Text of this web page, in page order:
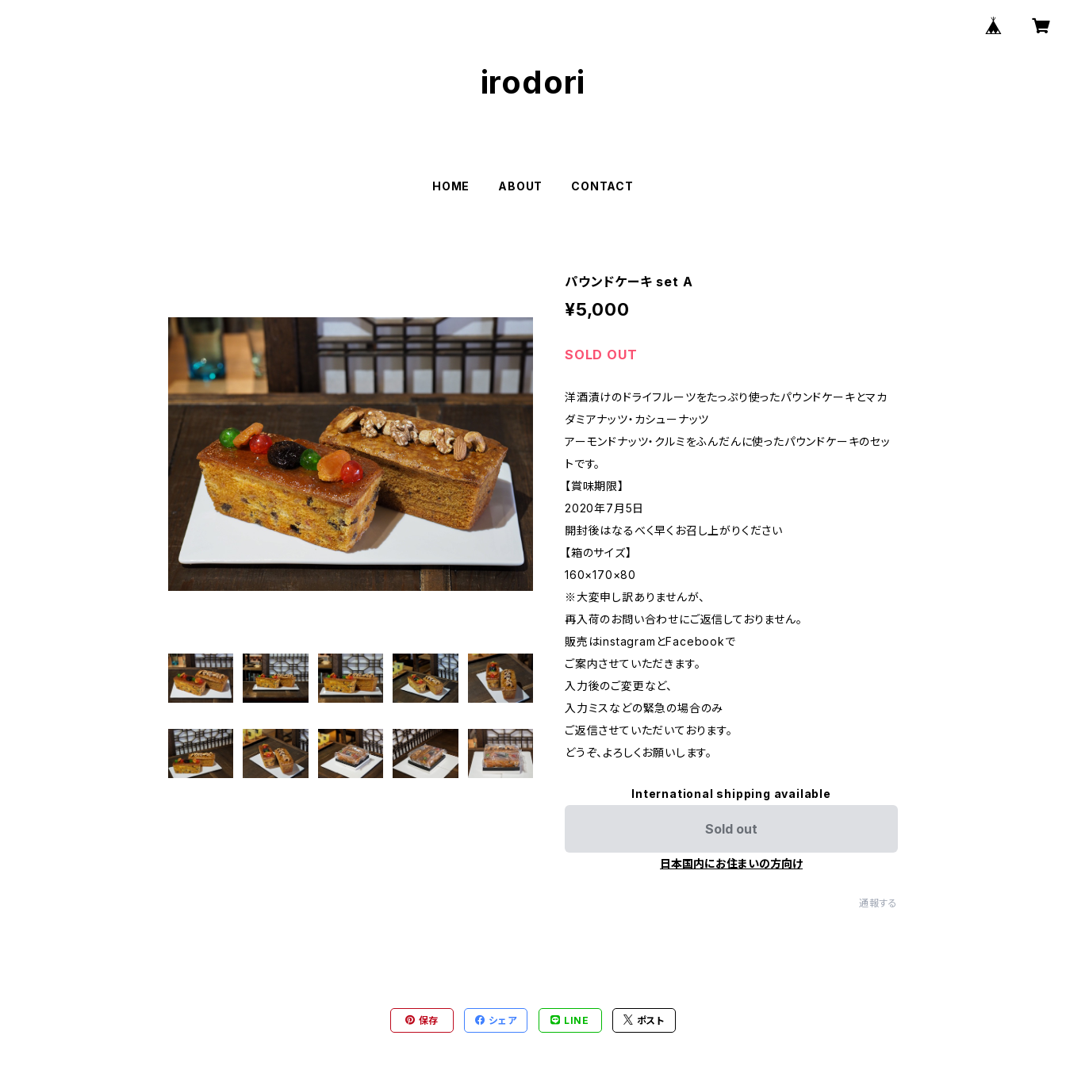
irodori
HOME ABOUT CONTACT
パウンドケーキ set A
¥5,000
SOLD OUT
洋酒漬けのドライフルーツをたっぷり使ったパウンドケーキとマカ
ダミアナッツ・カシューナッツ
アーモンドナッツ・クルミをふんだんに使ったパウンドケーキのセッ
トです。
【賞味期限】
2020年7月5日
開封後はなるべく早くお召し上がりください
【箱のサイズ】
160×170×80
※大変申し訳ありませんが、
再入荷のお問い合わせにご返信しておりません。
販売はinstagramとFacebookで
ご案内させていただきます。
入力後のご変更など、
入力ミスなどの緊急の場合のみ
ご返信させていただいております。
どうぞ、よろしくお願いします。
International shipping available
Sold out
日本国内にお住まいの方向け
通報する
保存 シェア LINE ポスト